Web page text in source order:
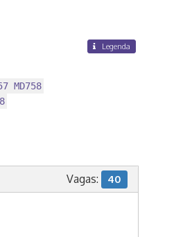
Legenda
MD758
Vagas: 40